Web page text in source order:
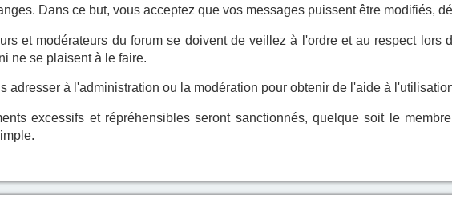
Dans ce but, vous acceptez que vos messages puissent être modifiés,
et modérateurs du forum se doivent de veillez à l'ordre et au respect lors
ne se plaisent à le faire.
adresser à l'administration ou la modération pour obtenir de l'aide à
excessifs et répréhensibles seront sanctionnés, quelque soit le